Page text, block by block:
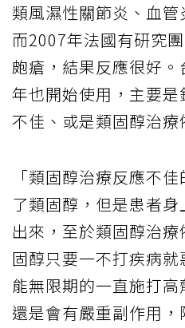
類風濕性關節炎、血管
而2007年法國有研究
皰瘡，結果反應很好
年也開始使用，主要
不佳、或是類固醇治療
「類固醇治療反應不
了類固醇，但是患者
出來，至於類固醇治
固醇只要一不打疾病
能無限期的一直施打
還是會有嚴重副作用